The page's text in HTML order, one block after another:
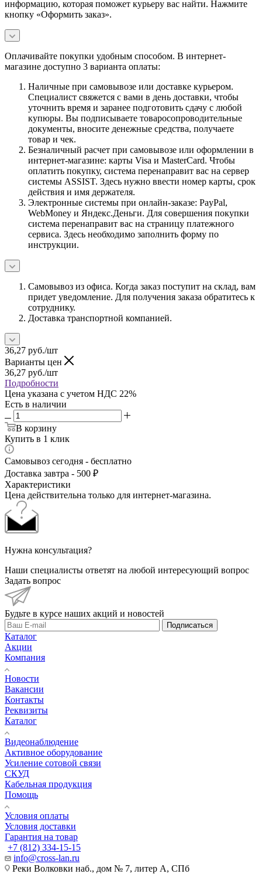
информацию, которая поможет курьеру вас найти. Нажмите
кнопку «Оформить заказ».
Оплачивайте покупки удобным способом. В интернет-
магазине доступно 3 варианта оплаты:
Наличные при самовывозе или доставке курьером.
Специалист свяжется с вами в день доставки, чтобы
уточнить время и заранее подготовить сдачу с любой
купюры. Вы подписываете товаросопроводительные
документы, вносите денежные средства, получаете
товар и чек.
Безналичный расчет при самовывозе или оформлении в
интернет-магазине: карты Visa и MasterCard. Чтобы
оплатить покупку, система перенаправит вас на сервер
системы ASSIST. Здесь нужно ввести номер карты, срок
действия и имя держателя.
Электронные системы при онлайн-заказе: PayPal,
WebMoney и Яндекс.Деньги. Для совершения покупки
система перенаправит вас на страницу платежного
сервиса. Здесь необходимо заполнить форму по
инструкции.
Самовывоз из офиса. Когда заказ поступит на склад, вам
придет уведомление. Для получения заказа обратитесь к
сотруднику.
Доставка транспортной компанией.
36,27 руб./шт
Варианты цен
36,27 руб./шт
Подробности
Цена указана с учетом НДС 22%
Есть в наличии
В корзину
Купить в 1 клик
Самовывоз сегодня - бесплатно
Доставка завтра - 500 ₽
Характеристики
Цена действительна только для интернет-магазина.
Нужна консультация?
Наши специалисты ответят на любой интересующий вопрос
Задать вопрос
Будьте в курсе наших акций и новостей
Подписаться
Каталог
Акции
Компания
Новости
Вакансии
Контакты
Реквизиты
Каталог
Видеонаблюдение
Активное оборудование
Усиление сотовой связи
СКУД
Кабельная продукция
Помощь
Условия оплаты
Условия доставки
Гарантия на товар
+7 (812) 334-15-15
info@cross-lan.ru
Реки Волковки наб., дом № 7, литер А, СПб